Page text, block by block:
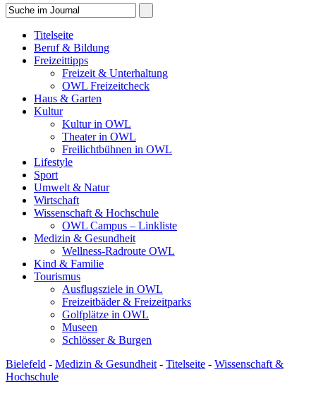
Titelseite
Beruf & Bildung
Freizeittipps
Freizeit & Unterhaltung
OWL Freizeitcheck
Haus & Garten
Kultur
Kultur in OWL
Theater in OWL
Freilichtbühnen in OWL
Lifestyle
Sport
Umwelt & Natur
Wirtschaft
Wissenschaft & Hochschule
OWL Campus – Linkliste
Medizin & Gesundheit
Wellness-Radroute OWL
Kind & Familie
Tourismus
Ausflugsziele in OWL
Freizeitbäder & Freizeitparks
Golfplätze in OWL
Museen
Schlösser & Burgen
Bielefeld - Medizin & Gesundheit - Titelseite - Wissenschaft &
Hochschule